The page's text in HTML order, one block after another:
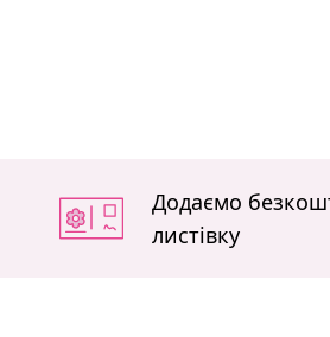
Додаємо
листівку